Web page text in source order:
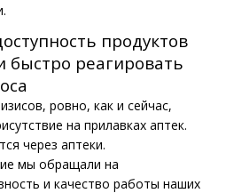
продуктов
быстро реагировать
ровно, как и сейчас,
на прилавках аптек.
через аптеки.
мы обращали на
и качество работы наших